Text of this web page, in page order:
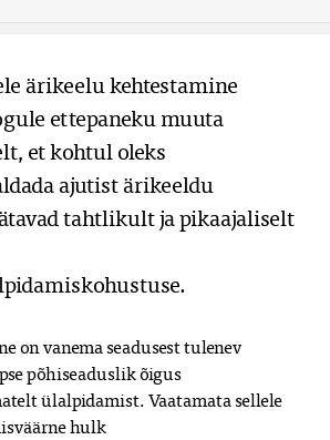
ärikeelu kehtestamine
ettepaneku muuta
et kohtul oleks
ajutist ärikeeldu
tahtlikult ja pikaajaliselt
on vanema seadusest tulenev
põhiseaduslik õigus
ülalpidamist. Vaatamata sellele
hulk